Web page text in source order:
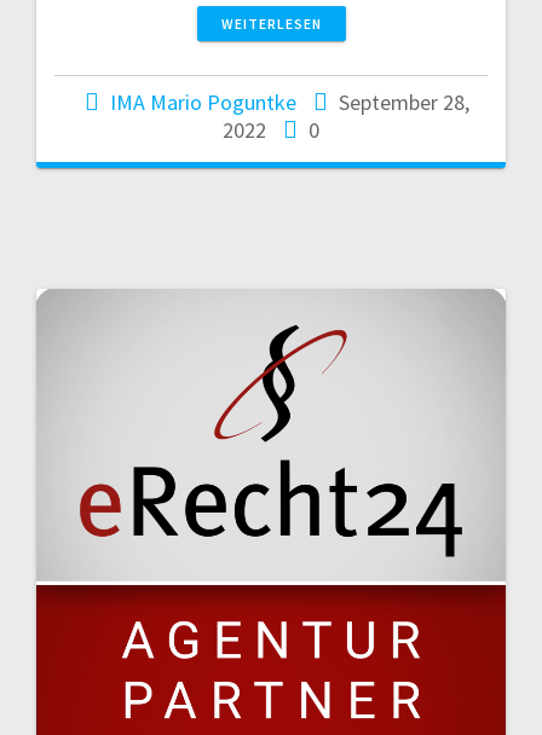
WEITERLESEN
IMA Mario Poguntke
September 28,
2022
0